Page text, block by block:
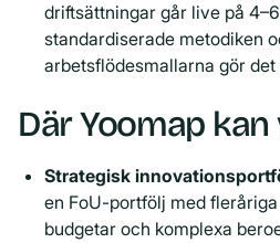
driftsättningar går live på
standardiserade metodiken
arbetsflödesmallarna gör
Där Yoomap
Strategisk
en FoU-portfölj med
budgetar och komplexa